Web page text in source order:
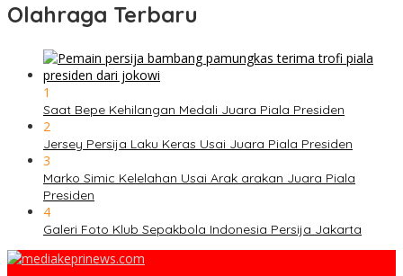
Olahraga Terbaru
1
Saat Bepe Kehilangan Medali Juara Piala Presiden
2
Jersey Persija Laku Keras Usai Juara Piala Presiden
3
Marko Simic Kelelahan Usai Arak arakan Juara Piala
Presiden
4
Galeri Foto Klub Sepakbola Indonesia Persija Jakarta